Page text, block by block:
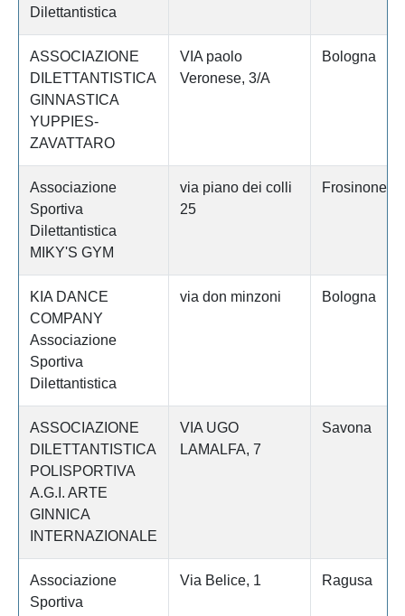
Dilettantistica
ASSOCIAZIONE
DILETTANTISTICA
GINNASTICA
YUPPIES-
ZAVATTARO
VIA paolo
Veronese, 3/A
Bologna
Associazione
Sportiva
Dilettantistica
MIKY'S GYM
via piano dei colli
25
Frosinone
KIA DANCE
COMPANY
Associazione
Sportiva
Dilettantistica
via don minzoni Bologna
ASSOCIAZIONE
DILETTANTISTICA
POLISPORTIVA
A.G.I. ARTE
GINNICA
INTERNAZIONALE
VIA UGO
LAMALFA, 7
Savona
Associazione
Sportiva
Via Belice, 1 Ragusa